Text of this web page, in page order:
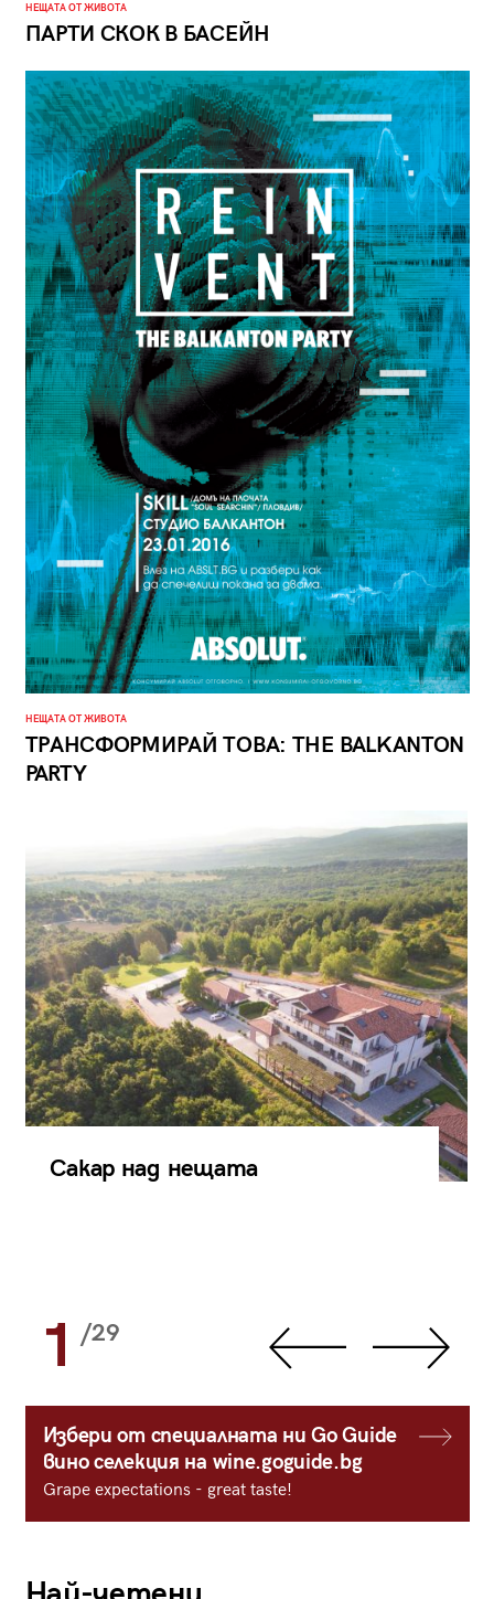
НЕЩАТА ОТ ЖИВОТА
ПАРТИ СКОК В БАСЕЙН
НЕЩАТА ОТ ЖИВОТА
ТРАНСФОРМИРАЙ ТОВА: THE BALKANTON
PARTY
Сакар над нещата
1 /29
Избери от специалната ни Go Guide
вино селекция на wine.goguide.bg
Grape expectations - great taste!